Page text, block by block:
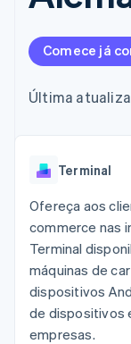
flexíveis de IU
pagamento
Acesso a mais
de 125
Pagamentos
Authorization
Otimizações
Link
Checkout
acelerado
Financial
Connections
Dados de
contas
vinculadas
Comece já
Última
Terminal
Ofereça aos
commerce nas
Terminal
máquinas de
dispositivos
de dispositivos
empresas.